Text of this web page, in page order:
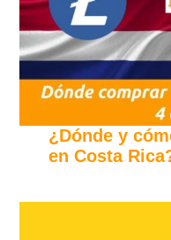
¿Dónde y
en Costa